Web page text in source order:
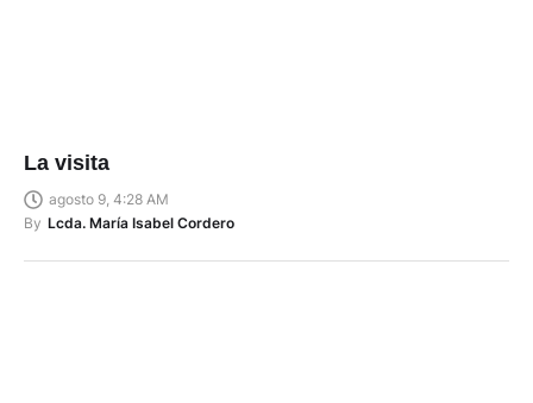
La visita
agosto 9, 4:28 AM
By Lcda. María Isabel Cordero